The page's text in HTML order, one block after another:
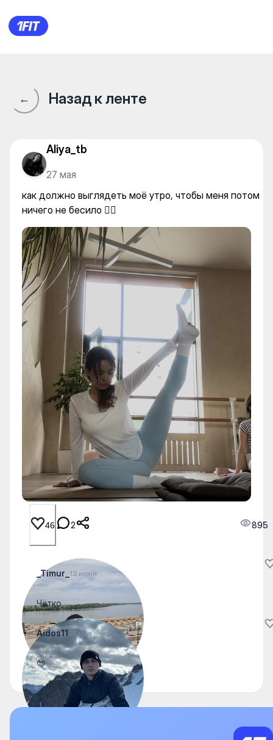
как должно выглядеть моё
← Назад к ленте
Aliya_tb
27 мая
как должно выглядеть моё утро, чтобы меня потом
ничего не бесило 🧘‍♀️
46 2 895
_Timur_ 13 июня
Чётко
Aidos1127 мая
😍